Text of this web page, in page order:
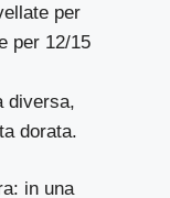
per
per 12/15
diversa,
dorata.
in una